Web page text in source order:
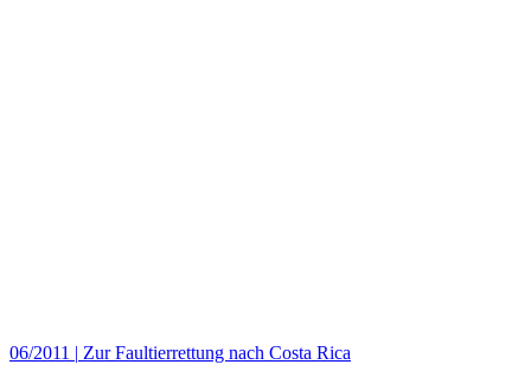
06/2011 | Zur Faultierrettung nach Costa Rica